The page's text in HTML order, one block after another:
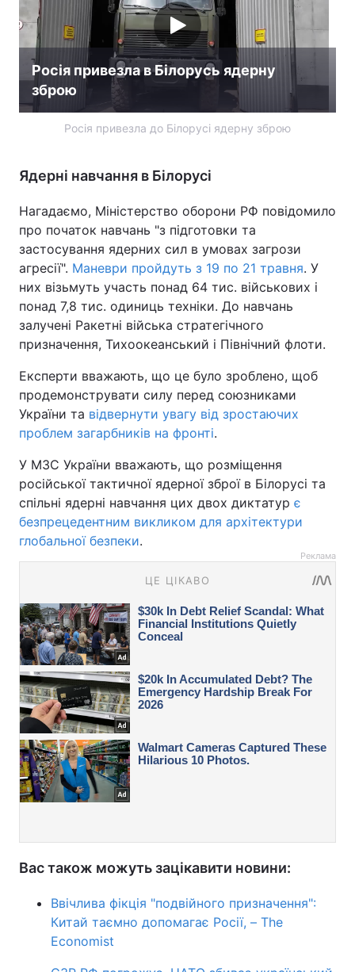
Росія привезла в Білорусь ядерну
зброю
Росія привезла до Білорусі ядерну зброю
Ядерні навчання в Білорусі
Нагадаємо, Міністерство оборони РФ повідомило
про початок навчань "з підготовки та
застосування ядерних сил в умовах загрози
агресії". Маневри пройдуть з 19 по 21 травня. У
них візьмуть участь понад 64 тис. військових і
понад 7,8 тис. одиниць техніки. До навчань
залучені Ракетні війська стратегічного
призначення, Тихоокеанський і Північний флоти.
Експерти вважають, що це було зроблено, щоб
продемонструвати силу перед союзниками
України та відвернути увагу від зростаючих
проблем загарбників на фронті.
У МЗС України вважають, що розміщення
російської тактичної ядерної зброї в Білорусі та
спільні ядерні навчання цих двох диктатур є
безпрецедентним викликом для архітектури
глобальної безпеки.
Реклама
Вас також можуть зацікавити новини:
Ввічлива фікція "подвійного призначення":
Китай таємно допомагає Росії, – The
Economist